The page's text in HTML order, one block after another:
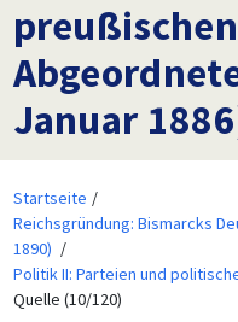
preußischen
Januar
Startseite
Reichsgründung: Bismarcks
1890)
Politik II: Parteien und
Quelle (10/120)